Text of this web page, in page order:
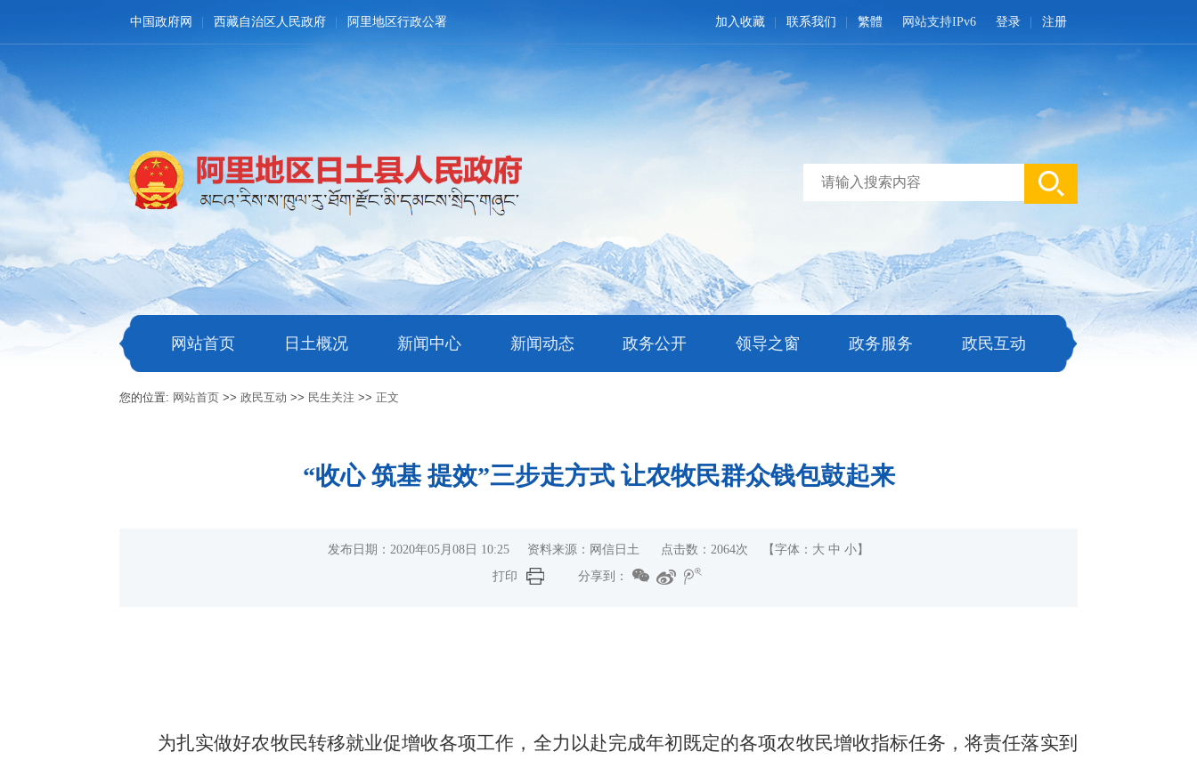
中国政府网 西藏自治区人民政府 阿里地区行政公署 登录 注册
网站支持IPv6
加入收藏 联系我们 繁體
网站首页 日土概况 新闻中心 新闻动态 政务公开 领导之窗 政务服务 政民互动
您的位置: 网站首页 >>政民互动 >> 民生关注 >>正文
“收心 筑基 提效”三步走方式 让农牧民群众钱包鼓起来
发布日期：2020年05月08日 10:25 资料来源：网信日土 点击数： 2064次 【字体： 大 中 小 】
打印
分享到：
为扎实做好农牧民转移就业促增收各项工作，全力以赴完成年初既定的各项农牧民增收指标任务，将责任落实到